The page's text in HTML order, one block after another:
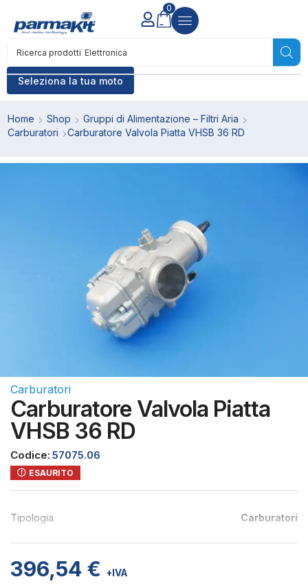
Seleziona la tua moto
Ricerca prodotti Elettronica
0
Home Shop
Gruppi di Alimentazione – Filtri Aria
Carburatori
Carburatore Valvola Piatta VHSB 36 RD
Carburatori
Carburatore Valvola Piatta
VHSB 36 RD
Codice: 57075.06
ESAURITO
Tipologia Carburatori
396,54 € +IVA